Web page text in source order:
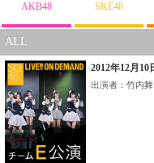
AKB48 SKE48
ALL
2012年12月
出演者：竹内舞